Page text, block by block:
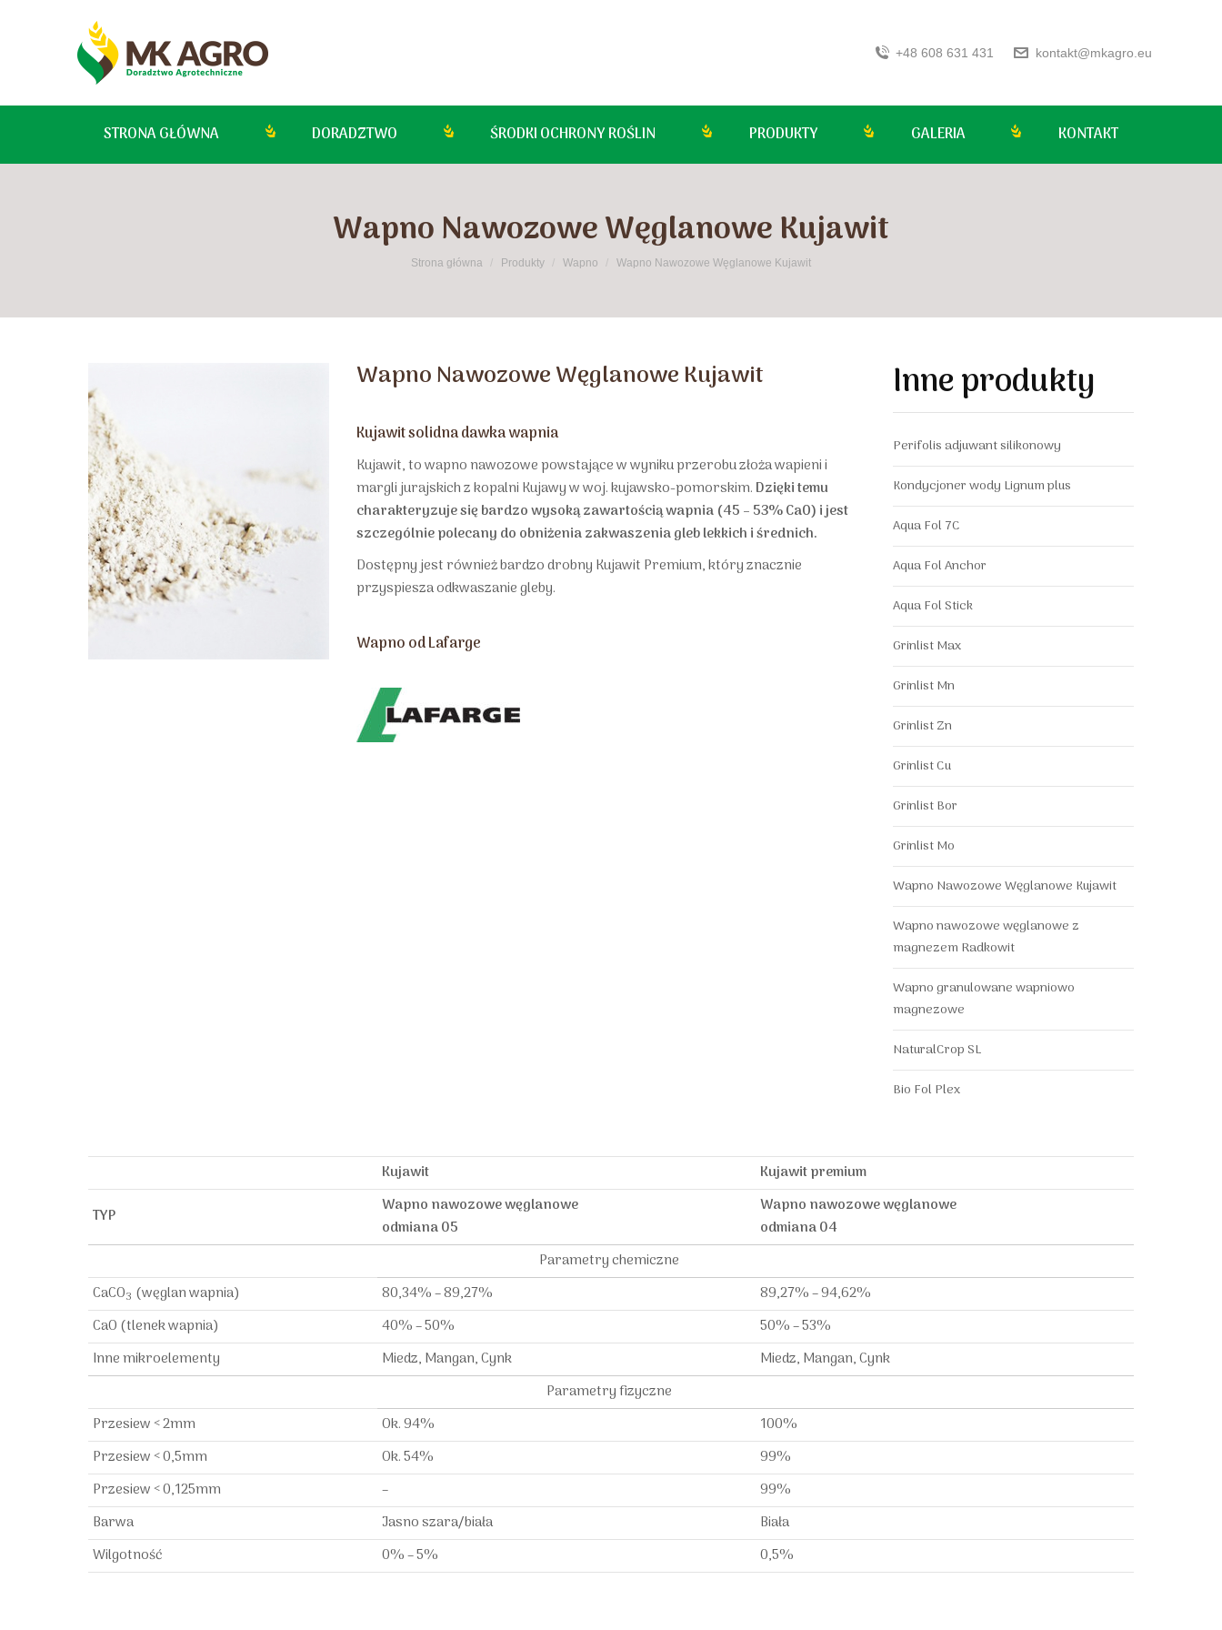
+48 608 631 431 kontakt@mkagro.eu
STRONA GŁÓWNA DORADZTWO ŚRODKI OCHRONY ROŚLIN PRODUKTY GALERIA KONTAKT
Wapno Nawozowe Węglanowe Kujawit
Jesteś tutaj:
Strona główna Produkty Wapno Wapno Nawozowe Węglanowe Kujawit
Wapno Nawozowe Węglanowe Kujawit
Kujawit solidna dawka wapnia
Kujawit, to wapno nawozowe powstające w wyniku przerobu złoża wapieni i
margli jurajskich z kopalni Kujawy w woj. kujawsko-pomorskim. Dzięki temu
charakteryzuje się bardzo wysoką zawartością wapnia (45 – 53% CaO) i jest
szczególnie polecany do obniżenia zakwaszenia gleb lekkich i średnich.
Dostępny jest również bardzo drobny Kujawit Premium, który znacznie
przyspiesza odkwaszanie gleby.
Wapno od Lafarge
Inne produkty
Perifolis adjuwant silikonowy
Kondycjoner wody Lignum plus
Aqua Fol 7C
Aqua Fol Anchor
Aqua Fol Stick
Grinlist Max
Grinlist Mn
Grinlist Zn
Grinlist Cu
Grinlist Bor
Grinlist Mo
Wapno Nawozowe Węglanowe Kujawit
Wapno nawozowe węglanowe z
magnezem Radkowit
Wapno granulowane wapniowo
magnezowe
NaturalCrop SL
Bio Fol Plex
Kujawit
Kujawit premium
TYP
Wapno nawozowe węglanowe
odmiana 05
Wapno nawozowe węglanowe
odmiana 04
Parametry chemiczne
CaCO3 (węglan wapnia) 80,34% – 89,27%
89,27% – 94,62%
CaO (tlenek wapnia)
40% – 50%
50% – 53%
Inne mikroelementy
Miedz, Mangan, Cynk
Miedz, Mangan, Cynk
Parametry fizyczne
Przesiew < 2mm
Ok. 94%
100%
Przesiew < 0,5mm
Ok. 54%
99%
Przesiew < 0,125mm
–
99%
Barwa
Jasno szara/biała
Biała
Wilgotność
0% – 5% 0,5%